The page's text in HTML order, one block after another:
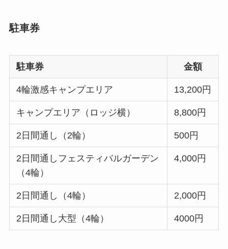
駐車券
駐車券 金額
4輪激感キャンプエリア 13,200円
キャンプエリア（ロッジ横） 8,800円
2日間通し（2輪） 500円
2日間通しフェスティバルガーデン
（4輪）
4,000円
2日間通し（4輪） 2,000円
2日間通し大型（4輪） 4000円